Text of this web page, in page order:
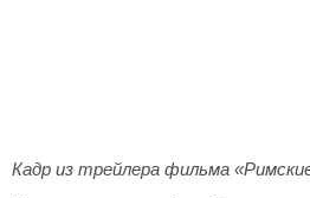
Кадр из трейлера фильма